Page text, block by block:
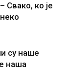
Свако, ко је
су наше
наша